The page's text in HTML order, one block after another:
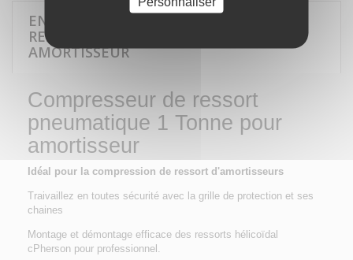
EN SAVOIR PLUS SUR COMPRESSEUR DE
RESSORT PNEUMATIQUE 1T POUR
AMORTISSEUR
Compresseur de ressort
pneumatique 1 Tonne pour
amortisseur
Idéal pour la compression de ressort d'amortisseurs
Traivaillez en toutes sécurité avec la grille de protection et ses
chaines
Montage et démontage efficace des ressorts hélicoïdal
cPherson pour professionnel.